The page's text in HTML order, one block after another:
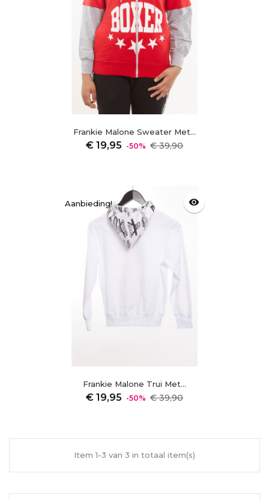
Frankie Malone Sweater Met...
€ 19,95 Normale
-50% € 39,90Prijs
Aanbieding! visibility
Frankie Malone Trui Met...
€ 19,95 Normale
-50% € 39,90Prijs
Item 1-3 van 3 in totaal item(s)